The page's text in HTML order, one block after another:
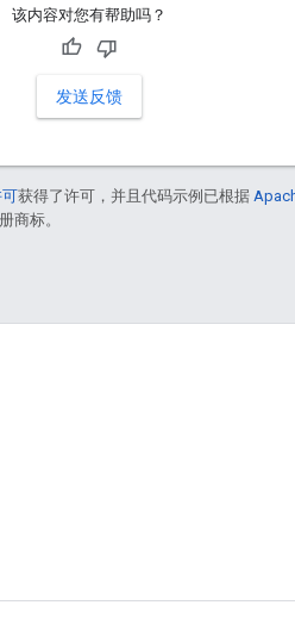
该内容对您有帮助吗？
发送反馈
获得了许可，并且代码示例已根据
商标。